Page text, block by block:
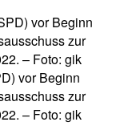
vor Beginn
zur
– Foto: gik